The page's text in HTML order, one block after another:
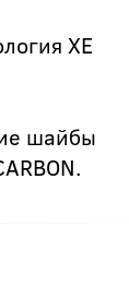
XE
шайбы